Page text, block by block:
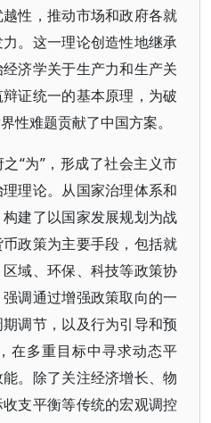
性，推动市场和政府各就
。这一理论创造性地继承
济学关于生产力和生产关
证统一的基本原理，为破
性难题贡献了中国方案。
“为”，形成了社会主义市
理论。从国家治理体系和
建了以国家发展规划为战
政策为主要手段，包括就
域、环保、科技等政策协
调通过增强政策取向的一
调节，以及行为引导和预
在多重目标中寻求动态平
。除了关注经济增长、物
支平衡等传统的宏观调控